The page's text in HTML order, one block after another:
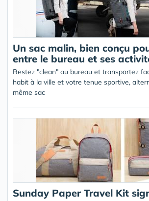
Un sac malin, bien conçu
entre le bureau et ses
Restez "clean" au bureau et transportez
habit à la ville et votre tenue sportive,
même sac
Sunday Paper Travel Kit